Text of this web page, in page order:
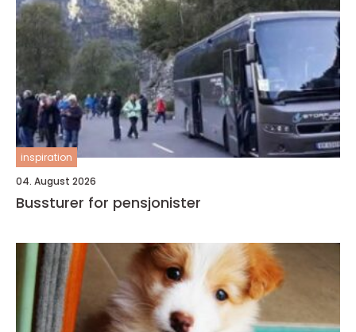
inspiration
04. August 2026
Bussturer for pensjonister